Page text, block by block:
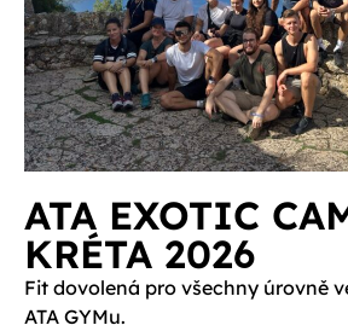
ATA EXOTIC
KRÉTA 2026
Fit dovolená pro všechny úrovně
ATA GYMu.